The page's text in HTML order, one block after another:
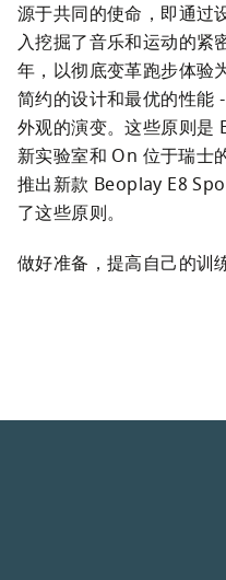
源于共同的使命，即通过
入挖掘了音乐和运动的紧
年，以彻底变革跑步体验
简约的设计和最优的性能
外观的演变。这些原则
新实验室和 On 位于瑞士
推出新款 Beoplay E8
了这些原则。
做好准备，提高自己的训